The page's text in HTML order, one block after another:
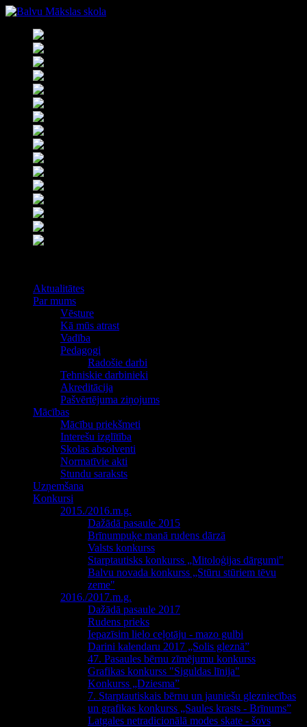
Aktualitātes
Par mums
Vēsture
Kā mūs atrast
Vadība
Pedagogi
Radošie darbi
Tehniskie darbinieki
Akreditācija
Pašvērtējuma ziņojums
Mācības
Mācību priekšmeti
Interešu izglītība
Skolas absolventi
Normatīvie akti
Stundu saraksts
Uzņemšana
Konkursi
2015./2016.m.g.
Dažādā pasaule 2015
Brīnumpuķe manā rudens dārzā
Valsts konkurss
Starptautisks konkurss „Mitoloģijas dārgumi"
Balvu novada konkurss „Stūru stūriem tēvu
zeme"
2016./2017.m.g.
Dažādā pasaule 2017
Rudens prieks
Iepazīsim lielo ceļotāju - mazo gulbi
Darini kalendaru 2017 „Solis gleznā”
47. Pasaules bērnu zīmējumu konkurss
Grafikas konkurss "Siguldas līnija"
Konkurss „Dziesma”
7. Starptautiskais bērnu un jauniešu glezniecības
un grafikas konkurss „Saules krasts - Brīnums”
Latgales netradicionālā modes skate - šovs